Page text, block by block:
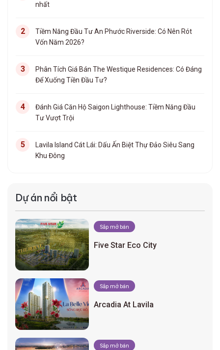
nhất
Tiềm Năng Đầu Tư An Phước Riverside: Có Nên Rót
Vốn Năm 2026?
Phân Tích Giá Bán The Westique Residences: Có Đáng
Để Xuống Tiền Đầu Tư?
Đánh Giá Căn Hộ Saigon Lighthouse: Tiềm Năng Đầu
Tư Vượt Trội
Lavila Island Cát Lái: Dấu Ấn Biệt Thự Đảo Siêu Sang
Khu Đông
Dự án nổi bật
Sắp mở bán
Five Star Eco City
Sắp mở bán
Arcadia At Lavila
Sắp mở bán